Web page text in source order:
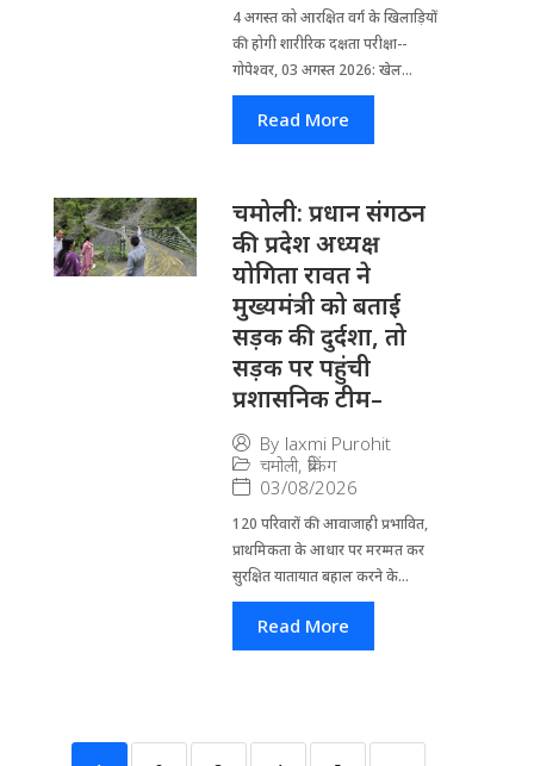
4 अगस्त को आरक्षित वर्ग के खिलाड़ियों
की होगी शारीरिक दक्षता परीक्षा--
गोपेश्वर, 03 अगस्त 2026: खेल...
Read More
चमोली: प्रधान संगठन
की प्रदेश अध्यक्ष
योगिता रावत ने
मुख्यमंत्री को बताई
सड़क की दुर्दशा, तो
सड़क पर पहुंची
प्रशासनिक टीम–
By laxmi Purohit
चमोली, ब्रेकिंग
03/08/2026
120 परिवारों की आवाजाही प्रभावित,
प्राथमिकता के आधार पर मरम्मत कर
सुरक्षित यातायात बहाल करने के...
Read More